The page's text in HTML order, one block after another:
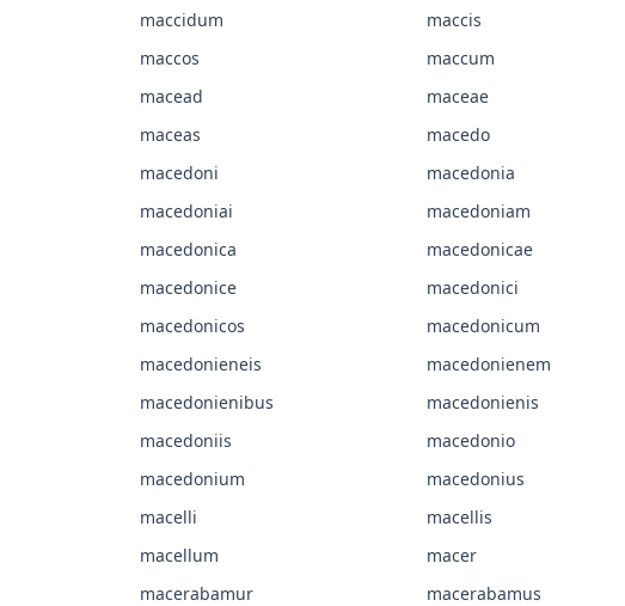
maccidum maccis
maccos maccum
macead maceae
maceas macedo
macedoni macedonia
macedoniai macedoniam
macedonica macedonicae
macedonice macedonici
macedonicos macedonicum
macedonieneis macedonienem
macedonienibus macedonienis
macedoniis macedonio
macedonium macedonius
macelli macellis
macellum macer
macerabamur macerabamus